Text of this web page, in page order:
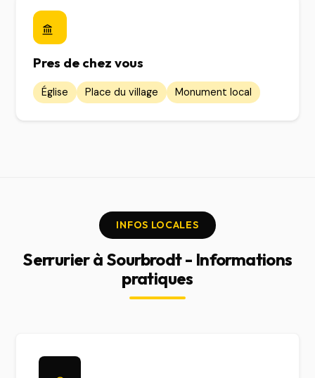
Pres de chez vous
Église Place du village Monument local
INFOS LOCALES
Serrurier à Sourbrodt - Informations
pratiques